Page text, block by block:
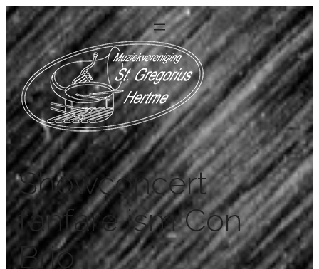
Showconcert
fanfare ism Con
Brio